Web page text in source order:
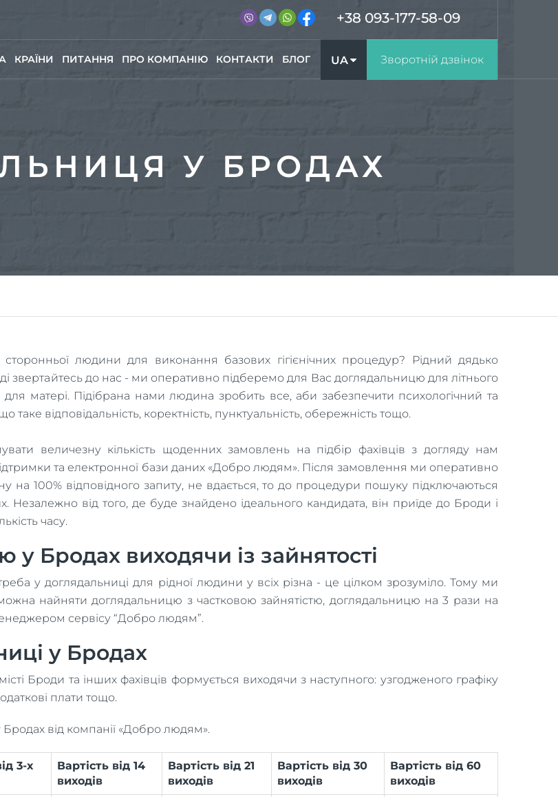
КРАЇНИ ПИТАННЯ ПРО КОМПАНІЮ КОНТАКТИ БЛОГ UA Зворотній дзвінок
+38 093-177-58-09
У БРОДАХ
людини для виконання базових гігієнічних процедур? Рідний дядько
звертайтесь до нас - ми оперативно підберемо для Вас доглядальницю для літнього
матері. Підібрана нами людина зробить все, аби забезпечити психологічний та
відповідальність, коректність, пунктуальність, обережність тощо.
величезну кількість щоденних замовлень на підбір фахівців з догляду нам
та електронної бази даних «Добро людям». Після замовлення ми оперативно
100% відповідного запиту, не вдається, то до процедури пошуку підключаються
Незалежно від того, де буде знайдено ідеального кандидата, він приїде до Броди і
часу.
Бродах виходячи із зайнятості
у доглядальниці для рідної людини у всіх різна - це цілком зрозуміло. Тому ми
найняти доглядальницю з частковою зайнятістю, доглядальницю на 3 рази на
сервісу “Добро людям”.
у Бродах
Броди та інших фахівців формується виходячи з наступного: узгодженого графіку
плати тощо.
Бродах від компанії «Добро людям».
3-х
Вартість від 14
виходів
Вартість від 21
виходів
Вартість від 30
виходів
Вартість від 60
виходів